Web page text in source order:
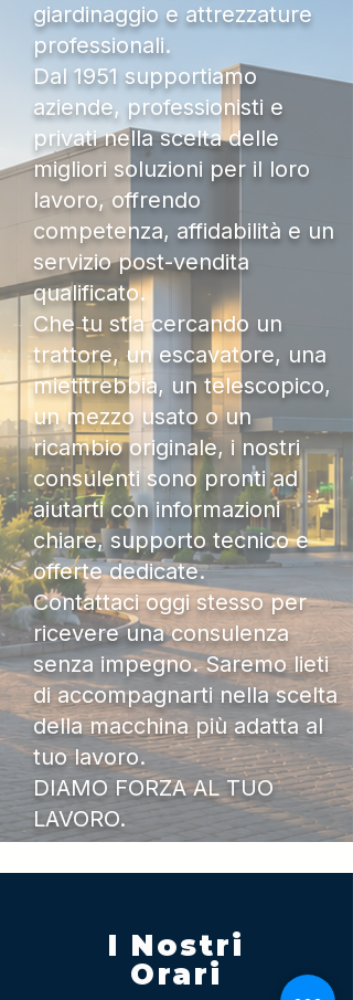
giardinaggio e attrezzature
professionali.
Dal 1951 supportiamo
aziende, professionisti e
privati nella scelta delle
migliori soluzioni per il loro
lavoro, offrendo
competenza, affidabilità e un
servizio post-vendita
qualificato.
Che tu stia cercando un
trattore, un escavatore, una
mietitrebbia, un telescopico,
un mezzo usato o un
ricambio originale, i nostri
consulenti sono pronti ad
aiutarti con informazioni
chiare, supporto tecnico e
offerte dedicate.
Contattaci oggi stesso per
ricevere una consulenza
senza impegno. Saremo lieti
di accompagnarti nella scelta
della macchina più adatta al
tuo lavoro.
DIAMO FORZA AL TUO
LAVORO.
I Nostri
Orari